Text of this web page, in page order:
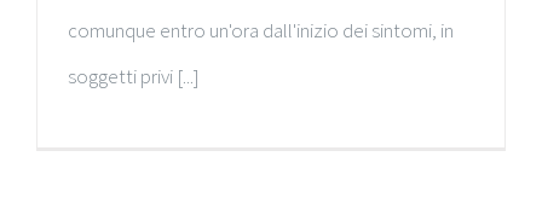
comunque entro un'ora dall'inizio dei sintomi, in
soggetti privi [...]